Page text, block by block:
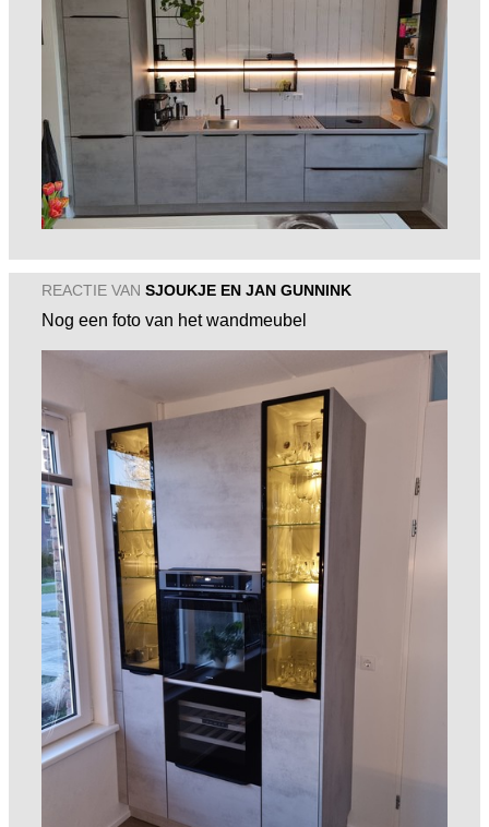
REACTIE VAN SJOUKJE EN JAN GUNNINK
Nog een foto van het wandmeubel